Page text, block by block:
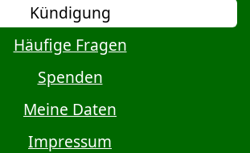
Kündigung
Häufige Fragen
Spenden
Meine Daten
Impressum